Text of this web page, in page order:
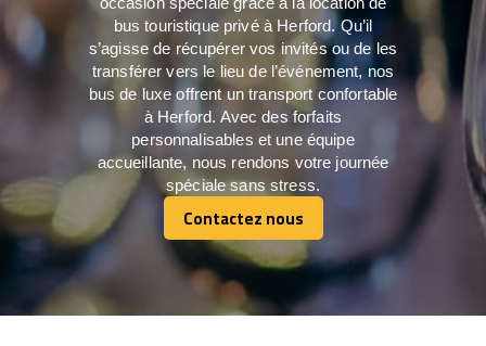
bus touristique privé à Herford. Qu’il
s’agisse de récupérer vos invités ou de les
transférer vers le lieu de l’événement, nos
bus de luxe offrent un transport confortable
à Herford. Avec des forfaits
personnalisables et une équipe
accueillante, nous rendons votre journée
spéciale sans stress.
Contactez nous
Contactez nous